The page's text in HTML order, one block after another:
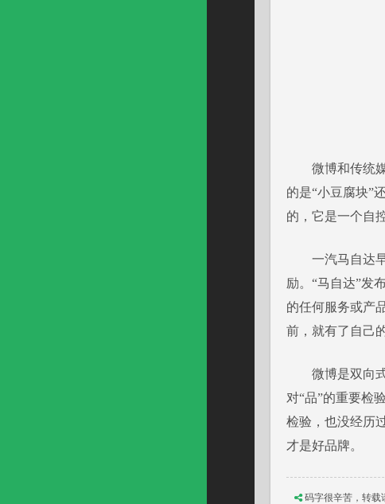
微博和传统媒
的是“小豆腐块”
的，它是一个自
一汽马自达早
励。“马自达”发
的任何服务或产
前，就有了自己
微博是双向式
对“品”的重要检
检验，也没经历
才是好品牌。
码字很辛苦，转载